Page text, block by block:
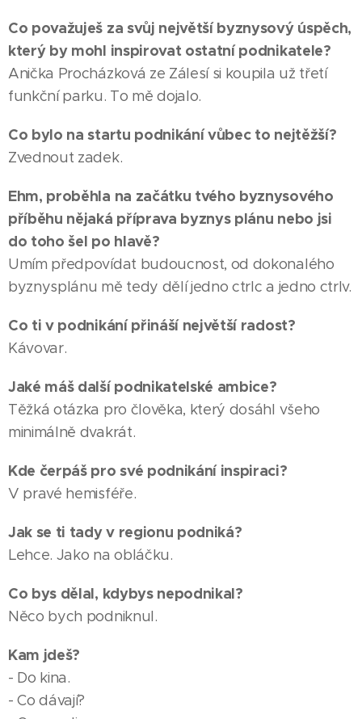
Co považuješ za svůj největší byznysový úspěch,
který by mohl inspirovat ostatní podnikatele?
Anička Procházková ze Zálesí si koupila už třetí
funkční parku. To mě dojalo.
Co bylo na startu podnikání vůbec to nejtěžší?
Zvednout zadek.
Ehm, proběhla na začátku tvého byznysového
příběhu nějaká příprava byznys plánu nebo jsi
do toho šel po hlavě?
Umím předpovídat budoucnost, od dokonalého
byznysplánu mě tedy dělí jedno ctrlc a jedno ctrlv.
Co ti v podnikání přináší největší radost?
Kávovar.
Jaké máš další podnikatelské ambice?
Těžká otázka pro člověka, který dosáhl všeho
minimálně dvakrát.
Kde čerpáš pro své podnikání inspiraci?
V pravé hemisféře.
Jak se ti tady v regionu podniká?
Lehce. Jako na obláčku.
Co bys dělal, kdybys nepodnikal?
Něco bych podniknul.
Kam jdeš?
- Do kina.
- Co dávají?